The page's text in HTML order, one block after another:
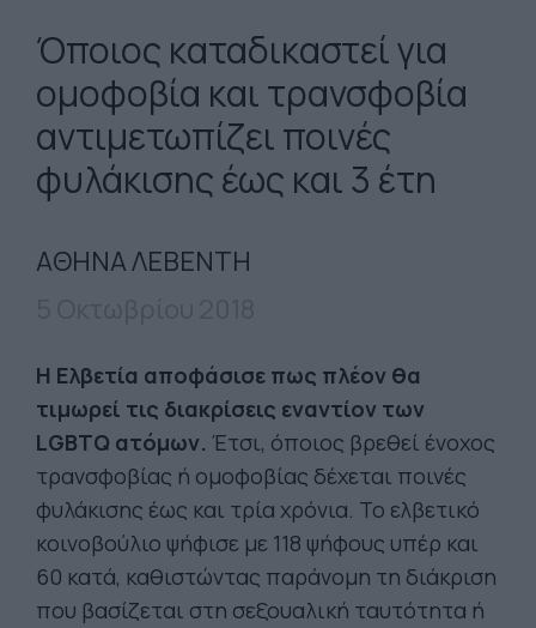
Όποιος καταδικαστεί για
ομοφοβία και τρανσφοβία
αντιμετωπίζει ποινές
φυλάκισης έως και 3 έτη
ΑΘΗΝΑ ΛΕΒΕΝΤΗ
Η Ελβετία αποφάσισε πως πλέον θα
τιμωρεί τις διακρίσεις εναντίον των
LGBTQ ατόμων. Έτσι, όποιος βρεθεί ένοχος
τρανσφοβίας ή ομοφοβίας δέχεται ποινές
φυλάκισης έως και τρία χρόνια. Το ελβετικό
κοινοβούλιο ψήφισε με 118 ψήφους υπέρ και
60 κατά, καθιστώντας παράνομη τη διάκριση
που βασίζεται στη σεξουαλική ταυτότητα ή